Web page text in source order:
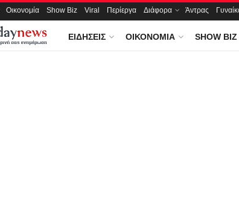
Οικονομία Show Biz Viral Περίεργα Διάφορα Άντρας
ΕΙΔΉΣΕΙΣ ΟΙΚΟΝΟΜΊΑ SHOW BIZ